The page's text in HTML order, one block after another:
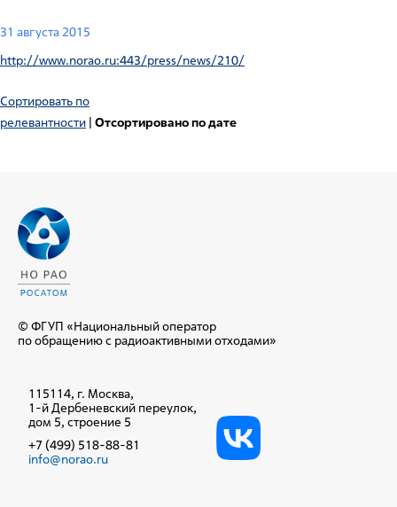
31 августа 2015
http://www.norao.ru:443/press/news/210/
Сортировать по
релевантности | Отсортировано по дате
© ФГУП «Национальный оператор
по обращению с радиоактивными отходами»
115114, г. Москва,
1-й Дербеневский переулок,
дом 5, строение 5
+7 (499) 518-88-81
info@norao.ru